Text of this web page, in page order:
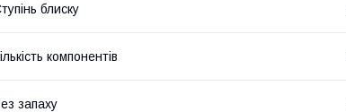
блиску
компонентів
запаху